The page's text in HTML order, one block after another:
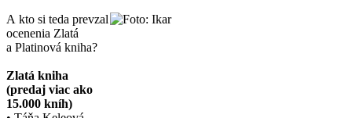
A kto si teda prevzal
ocenenia Zlatá
a Platinová kniha?
Zlatá kniha
(predaj viac ako
15.000 kníh)